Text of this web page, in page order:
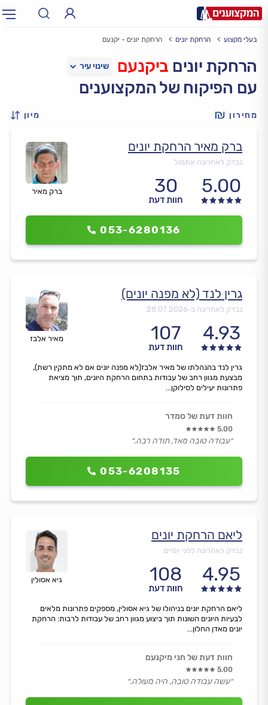
עירעיר: תל אביב, חיפה…
בעלי מקצוע הרחקת יונים הרחקת יונים - יקנעם
הרחקת יונים ביקנעם
עם הפיקוח של המקצוענים
מחירון מיון
ברק מאיר
ברק מאיר הרחקת יונים
נבדק לאחרונה אתמול
5.00
30
חוות דעת
053-6280136
מאיר אלבז
גרין לנד (לא מפנה יונים)
נבדק לאחרונה ב-28.07.2026
4.93
107
חוות דעת
053-6208135
גרין לנד בהנהלתו של מאיר אלבז(לא מפנה יונים אם לא מתקין רשת),
מבצעת מגוון רחב של עבודות בתחום הרחקת היונים, תוך מציאת
פתרונות יעילים לסילוקן...
חוות דעת של סמדר
5.00
״עבודה טובה מאד, תודה רבה.״
גיא אסולין
ליאם הרחקת יונים
נבדק לאחרונה לפני יומיים
4.95
108
חוות דעת
ליאם הרחקת יונים בניהולו של גיא אסולין, מספקים פתרונות מלאים
לבעיות היונים השונות תוך ביצוע מגוון רחב של עבודות לרבות: הרחקת
יונים מאדן החלון...
חוות דעת של חני מיקנעם
5.00
״עשה עבודה טובה, היה מעולה.״